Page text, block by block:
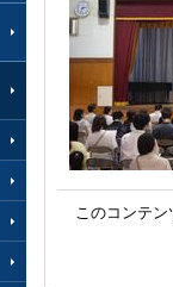
このコンテ